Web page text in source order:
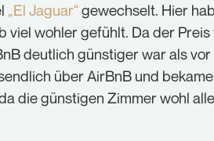
„El Jaguar“gewechselt. Hier
viel wohler gefühlt. Da der
deutlich günstiger war als
über AirBnB und
die günstigen Zimmer wohl alle